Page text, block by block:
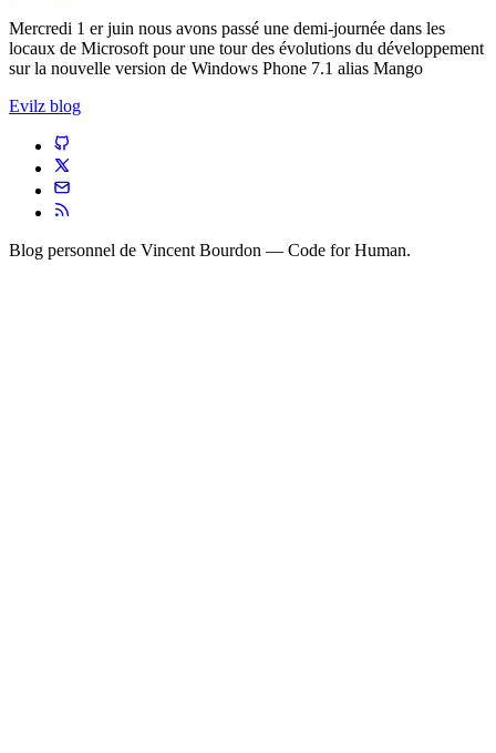
Mercredi 1 er juin nous avons passé une demi-journée dans les
locaux de Microsoft pour une tour des évolutions du développement
sur la nouvelle version de Windows Phone 7.1 alias Mango
Evilz blog
Blog personnel de Vincent Bourdon — Code for Human.